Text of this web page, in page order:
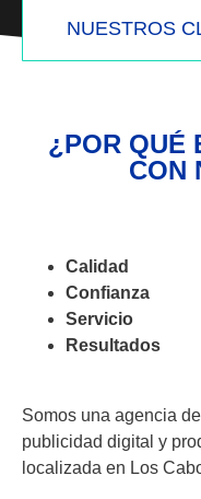
NUESTROS
¿POR QUÉ
CON
Calidad
Confianza
Servicio
Resultados
Somos una agencia
publicidad digital y
localizada en Los